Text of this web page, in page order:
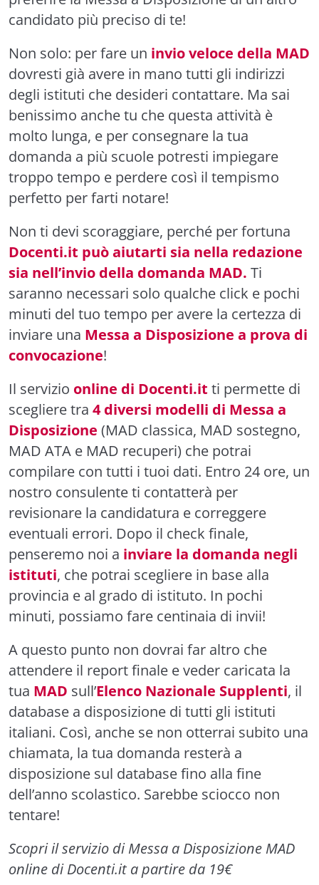
candidato più preciso di te!
Non solo: per fare un invio veloce della MAD
dovresti già avere in mano tutti gli indirizzi
degli istituti che desideri contattare. Ma sai
benissimo anche tu che questa attività è
molto lunga, e per consegnare la tua
domanda a più scuole potresti impiegare
troppo tempo e perdere così il tempismo
perfetto per farti notare!
Non ti devi scoraggiare, perché per fortuna
Docenti.it può aiutarti sia nella redazione
sia nell’invio della domanda MAD. Ti
saranno necessari solo qualche click e pochi
minuti del tuo tempo per avere la certezza di
inviare una Messa a Disposizione a prova di
convocazione!
Il servizio online di Docenti.it ti permette di
scegliere tra 4 diversi modelli di Messa a
Disposizione (MAD classica, MAD sostegno,
MAD ATA e MAD recuperi) che potrai
compilare con tutti i tuoi dati. Entro 24 ore, un
nostro consulente ti contatterà per
revisionare la candidatura e correggere
eventuali errori. Dopo il check finale,
penseremo noi a inviare la domanda negli
istituti, che potrai scegliere in base alla
provincia e al grado di istituto. In pochi
minuti, possiamo fare centinaia di invii!
A questo punto non dovrai far altro che
attendere il report finale e veder caricata la
tua MAD sull’Elenco Nazionale Supplenti, il
database a disposizione di tutti gli istituti
italiani. Così, anche se non otterrai subito una
chiamata, la tua domanda resterà a
disposizione sul database fino alla fine
dell’anno scolastico. Sarebbe sciocco non
tentare!
Scopri il servizio di Messa a Disposizione MAD
online di Docenti.it a partire da 19€